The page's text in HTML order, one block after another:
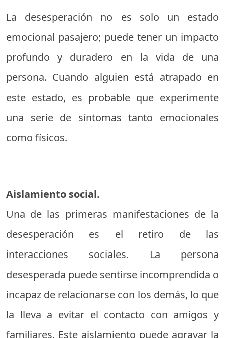
La desesperación no es solo un estado
emocional pasajero; puede tener un impacto
profundo y duradero en la vida de una
persona. Cuando alguien está atrapado en
este estado, es probable que experimente
una serie de síntomas tanto emocionales
como físicos.
Aislamiento social.
Una de las primeras manifestaciones de la
desesperación es el retiro de las
interacciones sociales. La persona
desesperada puede sentirse incomprendida o
incapaz de relacionarse con los demás, lo que
la lleva a evitar el contacto con amigos y
familiares. Este aislamiento puede agravar la